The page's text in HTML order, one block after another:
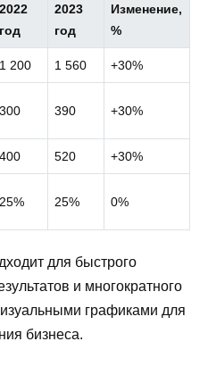
2022
год
2023
год
Изменение,
%
1 200 1 560 +30%
300 390 +30%
400 520 +30%
25% 25% 0%
для быстрого
и многократного
графиками для
бизнеса.